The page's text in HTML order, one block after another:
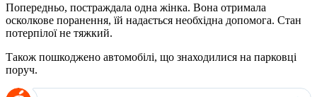
Попередньо, постраждала одна жінка. Вона отримала
осколкове поранення, їй надається необхідна допомога. Стан
потерпілої не тяжкий.
Також пошкоджено автомобілі, що знаходилися на парковці
поруч.